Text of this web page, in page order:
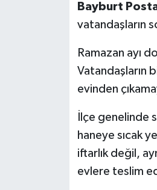
Bayburt
vatandaşların
Ramazan ayı
Vatandaşların
evinden
İlçe genelinde
haneye sıcak
iftarlık değil,
evlere teslim